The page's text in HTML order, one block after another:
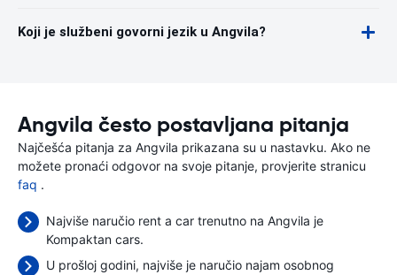
Koji je službeni govorni jezik u Angvila?
Angvila često postavljana pitanja
Najčešća pitanja za Angvila prikazana su u nastavku. Ako ne
možete pronaći odgovor na svoje pitanje, provjerite stranicu
faq .
Najviše naručio rent a car trenutno na Angvila je
Kompaktan cars.
U prošloj godini, najviše je naručio najam osobnog